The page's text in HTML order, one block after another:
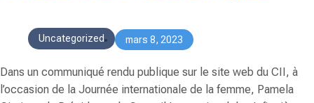
Uncategorized mars 8, 2023
Dans un communiqué rendu publique sur le site web du CII, à
l’occasion de la Journée internationale de la femme, Pamela